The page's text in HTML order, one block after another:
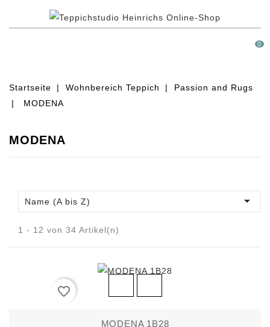
0
Startseite Wohnbereich Teppich
Passion and Rugs
MODENA
MODENA
Name (A bis Z) 
1 - 12 von 34 Artikel(n)
favorite_border
MODENA 1B28